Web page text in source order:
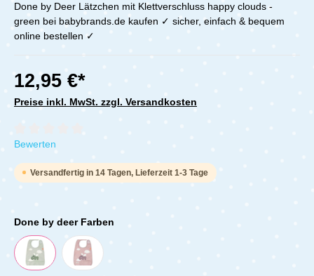
Done by Deer Lätzchen mit Klettverschluss happy clouds -
green bei babybrands.de kaufen ✓ sicher, einfach & bequem
online bestellen ✓
12,95 €*
Preise inkl. MwSt. zzgl. Versandkosten
Durchschnittliche Bewertung von 0 von 5 Sternen
Bewerten
Versandfertig in 14 Tagen, Lieferzeit 1-3 Tage
Done by deer Farben